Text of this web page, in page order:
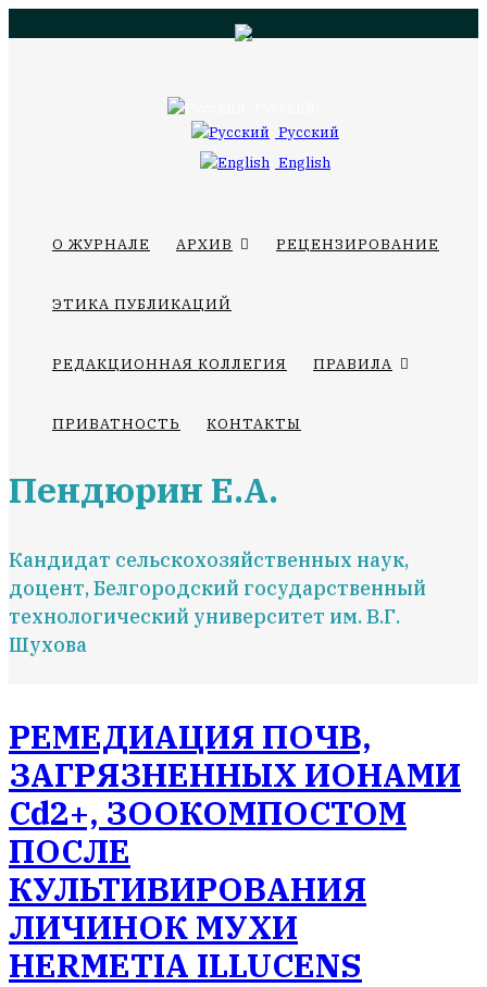
Русский
English
О ЖУРНАЛЕ АРХИВ РЕЦЕНЗИРОВАНИЕ
ЭТИКА ПУБЛИКАЦИЙ
РЕДАКЦИОННАЯ КОЛЛЕГИЯ ПРАВИЛА
ПРИВАТНОСТЬ КОНТАКТЫ
Пендюрин Е.А.
Кандидат сельскохозяйственных наук,
доцент, Белгородский государственный
технологический университет им. В.Г.
Шухова
РЕМЕДИАЦИЯ ПОЧВ,
ЗАГРЯЗНЕННЫХ ИОНАМИ
Cd2+, ЗООКОМПОСТОМ
ПОСЛЕ
КУЛЬТИВИРОВАНИЯ
ЛИЧИНОК МУХИ
HERMETIA ILLUCENS